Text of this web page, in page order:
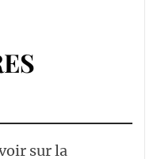
sur la